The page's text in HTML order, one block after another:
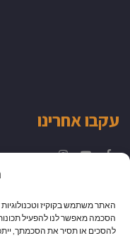
האתר משתמש בקוקיז
הסכמה מאפשר לנו להפעיל
להסכים או תסיר את הסכמתך,
עקבו אחרינו